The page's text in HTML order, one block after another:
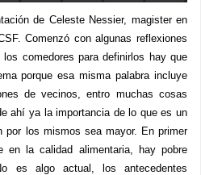
de Celeste Nessier, magister en
Comenzó con algunas reflexiones
comedores para definirlos hay que
porque esa misma palabra incluye
de vecinos, entro muchas cosas
ahí ya la importancia de lo que es un
por los mismos sea mayor. En primer
en la calidad alimentaria, hay pobre
es algo actual, los antecedentes